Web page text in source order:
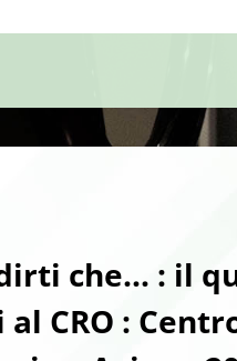
che... : il
CRO :